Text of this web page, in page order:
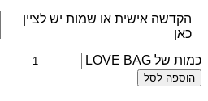
הקדשה אישית או שמות יש לציין
כאן
כמות של LOVE BAG
הוספה לסל